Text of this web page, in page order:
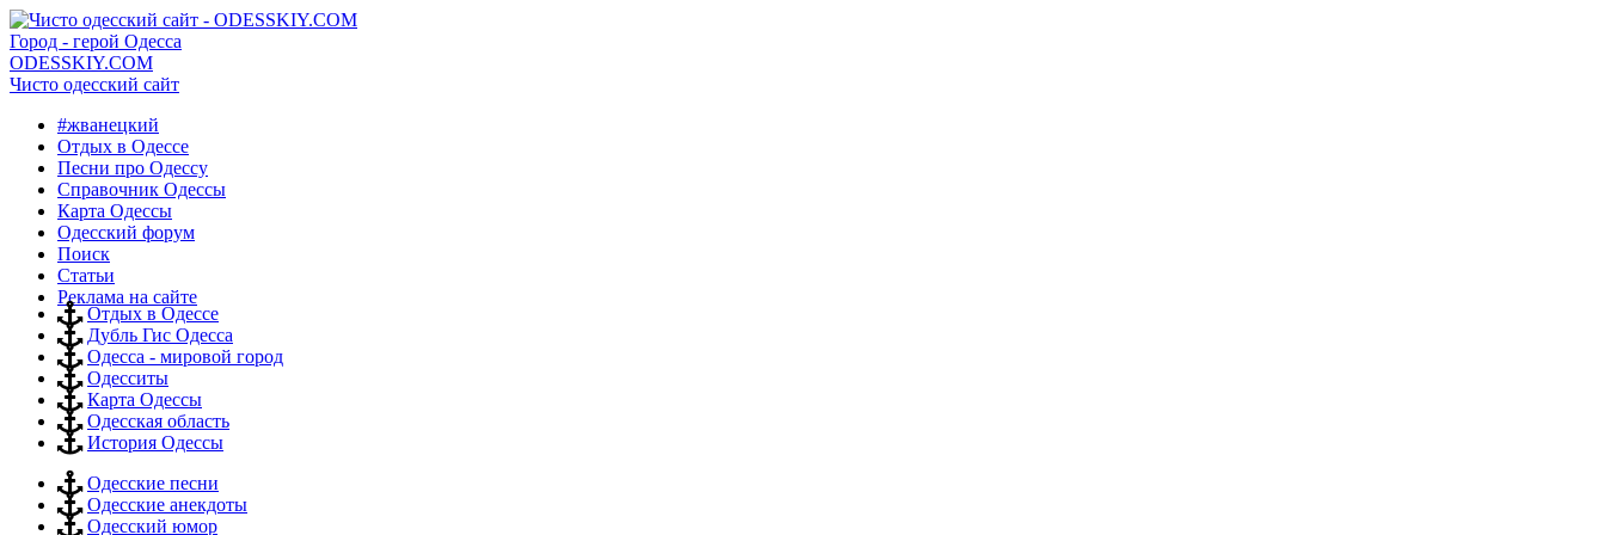
Город - герой Одесса
ODESSKIY.COM
Чисто одесский сайт
#жванецкий
Отдых в Одессе
Песни про Одессу
Справочник Одессы
Карта Одессы
Одесский форум
Поиск
Статьи
Реклама на сайте
Отдых в Одессе
Дубль Гис Одесса
Одесса - мировой город
Одесситы
Карта Одессы
Одесская область
История Одессы
Одесские песни
Одесские анекдоты
Одесский юмор